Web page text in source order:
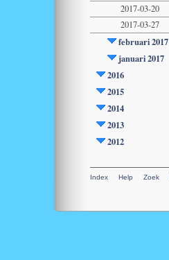
2017-03-20
2017-03-27
februari 2017
januari 2017
2016
2015
2014
2013
2012
Index Help Zoek